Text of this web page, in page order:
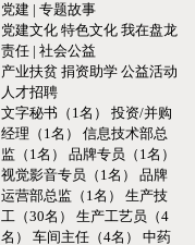
党建 | 专题故事
党建文化 特色文化 我在盘龙
责任 | 社会公益
产业扶贫 捐资助学 公益活动
人才招聘
文字秘书（1名）
投资/并购
经理（1名）
信息技术部总
监（1名）
品牌专员（1名）
视觉影音专员（1名）
品牌
运营部总监（1名）
生产技
工（30名）
生产工艺员（4
名）
车间主任（4名）
中药